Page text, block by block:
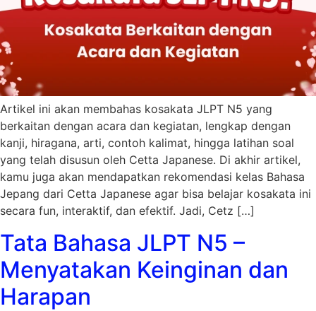
Artikel ini akan membahas kosakata JLPT N5 yang
berkaitan dengan acara dan kegiatan, lengkap dengan
kanji, hiragana, arti, contoh kalimat, hingga latihan soal
yang telah disusun oleh Cetta Japanese. Di akhir artikel,
kamu juga akan mendapatkan rekomendasi kelas Bahasa
Jepang dari Cetta Japanese agar bisa belajar kosakata ini
secara fun, interaktif, dan efektif. Jadi, Cetz […]
Tata Bahasa JLPT N5 –
Menyatakan Keinginan dan
Harapan